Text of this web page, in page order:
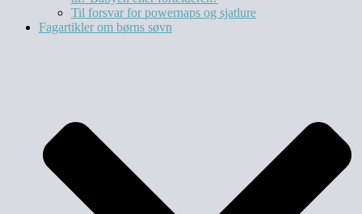
Til forsvar for powernaps og sjatlure
Fagartikler om børns søvn